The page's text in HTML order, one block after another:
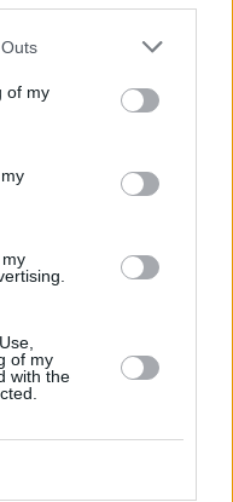
of my
of my
with the
Joulukuussa
joulukuussa
Atlantassa
joulukuussa.
lämpötila